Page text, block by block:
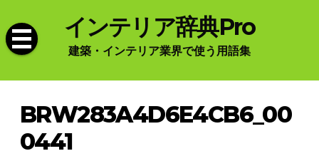
to
content
インテリア辞典Pro
建築・インテリア業界で使う用語集
BRW283A4D6E4CB6_00
0441